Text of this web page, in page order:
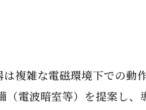
複雑な電磁環境下での動
電波暗室等）を提案し、